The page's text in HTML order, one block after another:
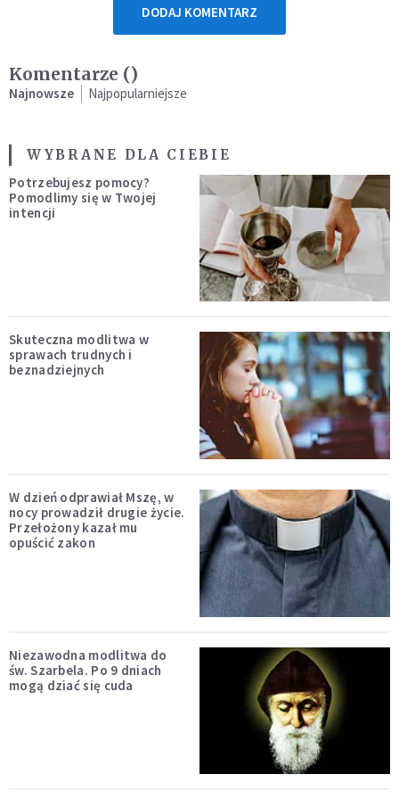
DODAJ KOMENTARZ
Komentarze ()
Najnowsze Najpopularniejsze
WYBRANE DLA CIEBIE
Potrzebujesz pomocy?
Pomodlimy się w Twojej
intencji
Skuteczna modlitwa w
sprawach trudnych i
beznadziejnych
W dzień odprawiał Mszę, w
nocy prowadził drugie życie.
Przełożony kazał mu
opuścić zakon
Niezawodna modlitwa do
św. Szarbela. Po 9 dniach
mogą dziać się cuda